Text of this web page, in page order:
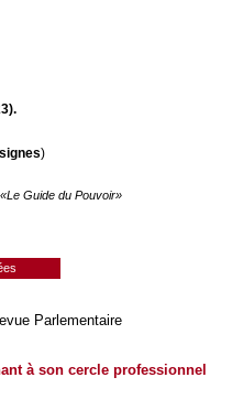
)
Guide du Pouvoir»
Parlementaire
à son cercle professionnel